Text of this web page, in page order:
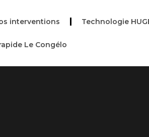
interventions Technologie
Le Congélo